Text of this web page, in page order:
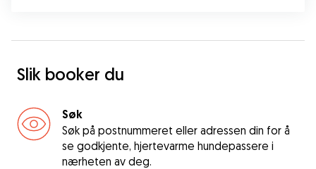
Slik booker du
Søk
Søk på postnummeret eller adressen din for å
se godkjente, hjertevarme hundepassere i
nærheten av deg.